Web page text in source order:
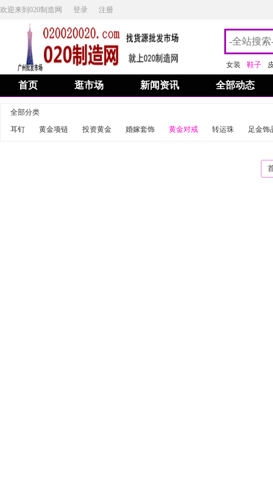
欢迎来到020制造网 登录 注册
女装 鞋子
首页 逛市场 新闻资讯 全部动态
全部分类
耳钉
黄金项链 投资黄金 婚嫁套饰 黄金对戒 转运珠 足金饰